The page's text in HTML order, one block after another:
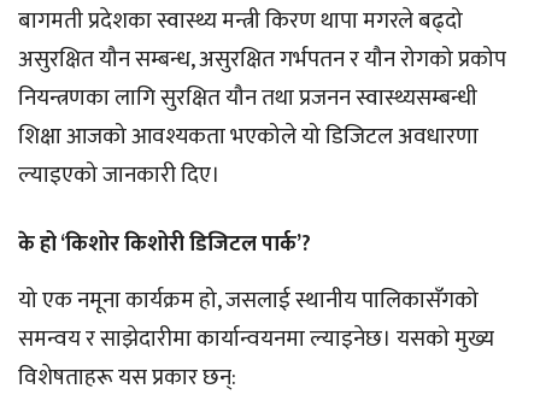
बागमती प्रदेशका स्वास्थ्य मन्त्री किरण थापा मगरले बढ्दो
असुरक्षित यौन सम्बन्ध, असुरक्षित गर्भपतन र यौन रोगको प्रकोप
नियन्त्रणका लागि सुरक्षित यौन तथा प्रजनन स्वास्थ्यसम्बन्धी
शिक्षा आजको आवश्यकता भएकोले यो डिजिटल अवधारणा
ल्याइएको जानकारी दिए।
के हो ‘किशोर किशोरी डिजिटल पार्क’?
यो एक नमूना कार्यक्रम हो, जसलाई स्थानीय पालिकासँगको
समन्वय र साझेदारीमा कार्यान्वयनमा ल्याइनेछ। यसको मुख्य
विशेषताहरू यस प्रकार छन्: